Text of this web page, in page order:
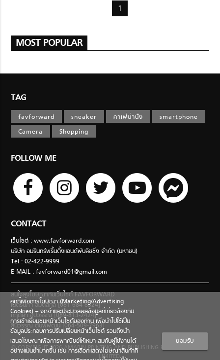
1
MOST POPULAR
TAG
favforward sneaker คาเฟ่น่านั่ง
smartphone
Camera
Shopping
FOLLOW ME
CONTACT
เว็บไซต์ : www.favforward.com
บริษัท อมรินทร์พริ้นติ้งแอนด์พับลิชชิ่ง จำกัด (มหาชน)
Tel : 02-422-9999
E-MAIL :favforward01@gmail.com
สนใจลงโฆษณากับเว็บไซต์ FAVFORWARD
เนตรนภา อมตสกุล [081-684-8324]
กฤตยา อุปวรรณ [089-813-2424]
สินีวรรณ ตันพิพัฒน์ [064-509-7963]
© COPYRIGHT 2026 AMARIN PRINTING AND PUBLISHING PUBLIC COMPANY
LIMITED.
คุกกี้เพื่อการโฆษณา (Marketing/Advertising
Cookies) – จดจำและประมวลผลข้อมูลที่เกี่ยวข้องกับ
การเข้าเยี่ยมชมหน้าเว็บไซต์ของท่าน เพื่อนำไปใช้เป็น
ข้อมูลประกอบการปรับเปลี่ยนหน้าเว็บไซต์ รวมถึงนำ
เสนอโฆษณาเพื่อการพาณิชย์ให้เหมาะสมกับผู้ใช้งานได้
อย่างแม่นยำมากขึ้น เช่น การเลือกแสดงโฆษณาสินค้าที่
ยอมรับ